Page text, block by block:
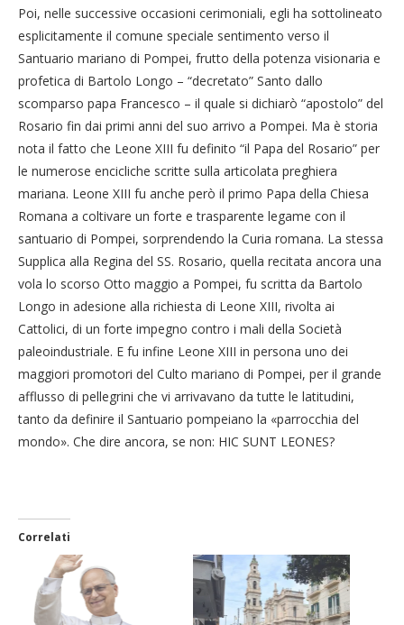
Poi, nelle successive occasioni cerimoniali, egli ha sottolineato
esplicitamente il comune speciale sentimento verso il
Santuario mariano di Pompei, frutto della potenza visionaria e
profetica di Bartolo Longo – “decretato” Santo dallo
scomparso papa Francesco – il quale si dichiarò “apostolo” del
Rosario fin dai primi anni del suo arrivo a Pompei. Ma è storia
nota il fatto che Leone XIII fu definito “il Papa del Rosario” per
le numerose encicliche scritte sulla articolata preghiera
mariana. Leone XIII fu anche però il primo Papa della Chiesa
Romana a coltivare un forte e trasparente legame con il
santuario di Pompei, sorprendendo la Curia romana. La stessa
Supplica alla Regina del SS. Rosario, quella recitata ancora una
vola lo scorso Otto maggio a Pompei, fu scritta da Bartolo
Longo in adesione alla richiesta di Leone XIII, rivolta ai
Cattolici, di un forte impegno contro i mali della Società
paleoindustriale. E fu infine Leone XIII in persona uno dei
maggiori promotori del Culto mariano di Pompei, per il grande
afflusso di pellegrini che vi arrivavano da tutte le latitudini,
tanto da definire il Santuario pompeiano la «parrocchia del
mondo». Che dire ancora, se non: HIC SUNT LEONES?
Correlati